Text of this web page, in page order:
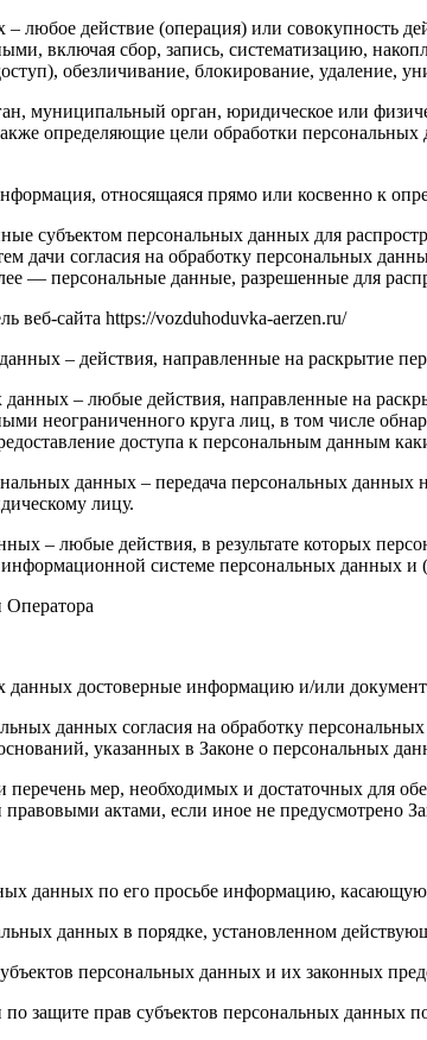
любое действие (операция) или совокупность
включая сбор, запись, систематизацию,
обезличивание, блокирование, удаление,
муниципальный орган, юридическое или
определяющие цели обработки
относящаяся прямо или косвенно к
субъектом персональных данных для
дачи согласия на обработку персональных
— персональные данные, разрешенные для
веб-сайта https://vozduhoduvka-aerzen.ru/
– действия, направленные на раскрытие
данных – любые действия, направленные на
неограниченного круга лиц, в том числе
доступа к персональным данным
данных – передача персональных
лицу.
– любые действия, в результате которых
системе персональных данных
Оператора
данных достоверные информацию и/или
данных согласия на обработку
указанных в Законе о персональных
и перечень мер, необходимых и достаточных
актами, если иное не предусмотрено
данных по его просьбе информацию,
данных в порядке, установленном
персональных данных и их законных
защите прав субъектов персональных данных